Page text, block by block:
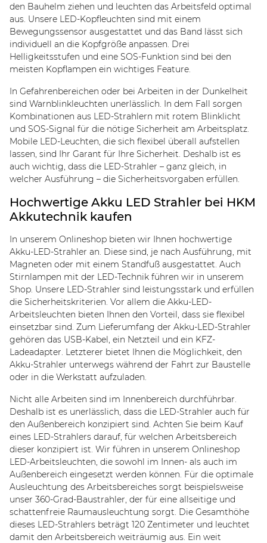
den Bauhelm ziehen und leuchten das Arbeitsfeld optimal
aus. Unsere LED-Kopfleuchten sind mit einem
Bewegungssensor ausgestattet und das Band lässt sich
individuell an die Kopfgröße anpassen. Drei
Helligkeitsstufen und eine SOS-Funktion sind bei den
meisten Kopflampen ein wichtiges Feature.
In Gefahrenbereichen oder bei Arbeiten in der Dunkelheit
sind Warnblinkleuchten unerlässlich. In dem Fall sorgen
Kombinationen aus LED-Strahlern mit rotem Blinklicht
und SOS-Signal für die nötige Sicherheit am Arbeitsplatz.
Mobile LED-Leuchten, die sich flexibel überall aufstellen
lassen, sind Ihr Garant für Ihre Sicherheit. Deshalb ist es
auch wichtig, dass die LED-Strahler – ganz gleich, in
welcher Ausführung – die Sicherheitsvorgaben erfüllen.
Hochwertige Akku LED Strahler bei HKM
Akkutechnik kaufen
In unserem Onlineshop bieten wir Ihnen hochwertige
Akku-LED-Strahler an. Diese sind, je nach Ausführung, mit
Magneten oder mit einem Standfuß ausgestattet. Auch
Stirnlampen mit der LED-Technik führen wir in unserem
Shop. Unsere LED-Strahler sind leistungsstark und erfüllen
die Sicherheitskriterien. Vor allem die Akku-LED-
Arbeitsleuchten bieten Ihnen den Vorteil, dass sie flexibel
einsetzbar sind. Zum Lieferumfang der Akku-LED-Strahler
gehören das USB-Kabel, ein Netzteil und ein KFZ-
Ladeadapter. Letzterer bietet Ihnen die Möglichkeit, den
Akku-Strahler unterwegs während der Fahrt zur Baustelle
oder in die Werkstatt aufzuladen.
Nicht alle Arbeiten sind im Innenbereich durchführbar.
Deshalb ist es unerlässlich, dass die LED-Strahler auch für
den Außenbereich konzipiert sind. Achten Sie beim Kauf
eines LED-Strahlers darauf, für welchen Arbeitsbereich
dieser konzipiert ist. Wir führen in unserem Onlineshop
LED-Arbeitsleuchten, die sowohl im Innen- als auch im
Außenbereich eingesetzt werden können. Für die optimale
Ausleuchtung des Arbeitsbereiches sorgt beispielsweise
unser 360-Grad-Baustrahler, der für eine allseitige und
schattenfreie Raumausleuchtung sorgt. Die Gesamthöhe
dieses LED-Strahlers beträgt 120 Zentimeter und leuchtet
damit den Arbeitsbereich weiträumig aus. Ein weit